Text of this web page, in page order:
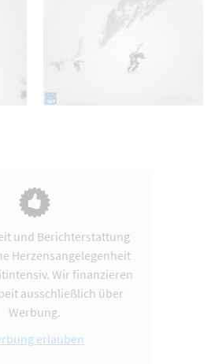
und Berichterstattung
Herzensangelegenheit
Wir finanzieren
ausschließlich über
Werbung.
erlauben